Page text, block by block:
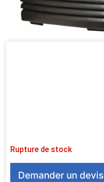
Rupture de stock
Demander un devis